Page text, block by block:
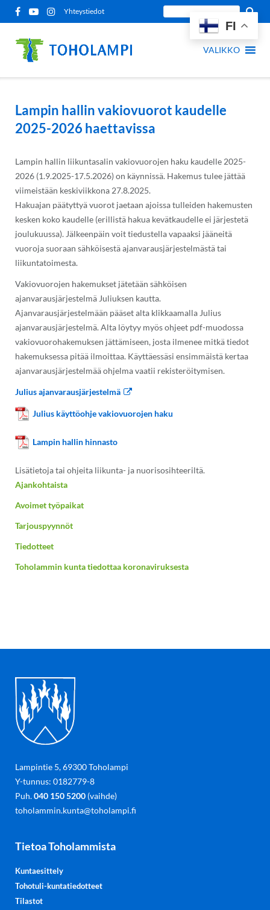
Siirry
sisältöön
Yhteystiedot
sivustolta:
VALIKKO
Lampin hallin vakiovuorot kaudelle
2025-2026 haettavissa
Lampin hallin liikuntasalin vakiovuorojen haku kaudelle 2025-
2026 (1.9.2025-17.5.2026) on käynnissä. Hakemus tulee jättää
viimeistään keskiviikkona 27.8.2025.
Hakuajan päätyttyä vuorot jaetaan ajoissa tulleiden hakemusten
kesken koko kaudelle (erillistä hakua kevätkaudelle ei järjestetä
joulukuussa). Jälkeenpäin voit tiedustella vapaaksi jääneitä
vuoroja suoraan sähköisestä ajanvarausjärjestelmästä tai
liikuntatoimesta.
Vakiovuorojen hakemukset jätetään sähköisen
ajanvarausjärjestelmä Juliuksen kautta.
Ajanvarausjärjestelmään pääset alta klikkaamalla Julius
ajanvarausjärjestelmä. Alta löytyy myös ohjeet pdf-muodossa
vakiovuorohakemuksen jättämiseen, josta ilmenee mitkä tiedot
hakemuksessa pitää ilmoittaa. Käyttäessäsi ensimmäistä kertaa
ajanvarausjärjestelmää ohjelma vaatii rekisteröitymisen.
Julius ajanvarausjärjestelmä
Julius käyttöohje vakiovuorojen haku
Lampin hallin hinnasto
Lisätietoja tai ohjeita liikunta- ja nuorisosihteeriltä.
Ajankohtaista
Avoimet työpaikat
Tarjouspyynnöt
Tiedotteet
Toholammin kunta tiedottaa koronaviruksesta
Lampintie 5, 69300 Toholampi
Y-tunnus: 0182779-8
Puh.040 150 5200(vaihde)
toholammin.kunta@toholampi.fi
Tietoa Toholammista
Kuntaesittely
Tohotuli-kuntatiedotteet
Tilastot
FI